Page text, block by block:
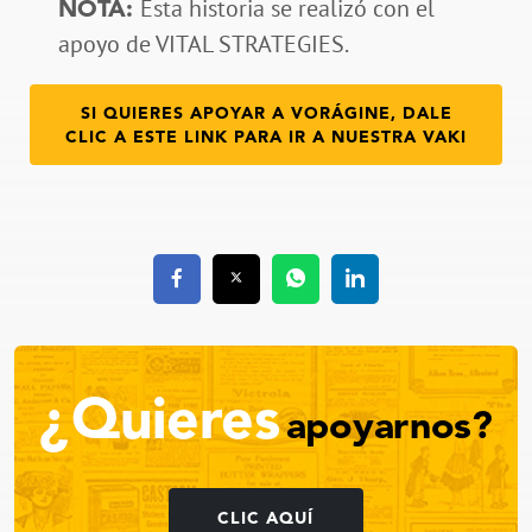
NOTA: Esta historia se realizó con el
apoyo de VITAL STRATEGIES.
SI QUIERES APOYAR A VORÁGINE, DALE
CLIC A ESTE LINK PARA IR A NUESTRA VAKI
¿Quieresapoyarnos?
CLIC AQUÍ